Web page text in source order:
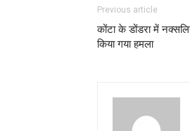
Previous article
कोंटा के डोंडरा में
किया गया हमला